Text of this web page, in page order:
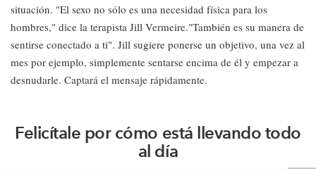
situación. "El sexo no sólo es una necesidad física para los
hombres," dice la terapista Jill Vermeire."También es su manera de
sentirse conectado a ti". Jill sugiere ponerse un objetivo, una vez al
mes por ejemplo, simplemente sentarse encima de él y empezar a
desnudarle. Captará el mensaje rápidamente.
Felicítale por cómo está llevando todo
al día